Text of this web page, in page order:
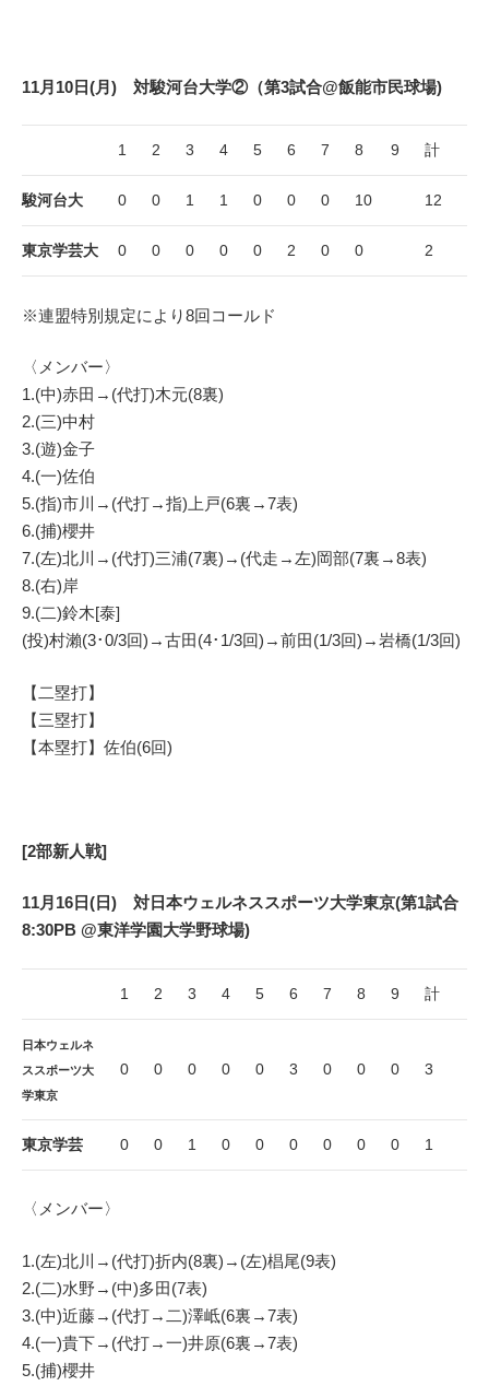
11月10日(月) 対駿河台大学②（第3試合@飯能市民球場)
1 2 3 4 5 6 7 8 9 計
駿河台大 0 0 1 1 0 0 0 10 12
東京学芸大 0 0 0 0 0 2 0 0 2
※連盟特別規定により8回コールド
〈メンバー〉
1.(中)赤田→(代打)木元(8裏)
2.(三)中村
3.(遊)金子
4.(一)佐伯
5.(指)市川→(代打→指)上戸(6裏→7表)
6.(捕)櫻井
7.(左)北川→(代打)三浦(7裏)→(代走→左)岡部(7裏→8表)
8.(右)岸
9.(二)鈴木[泰]
(投)村瀨(3･0/3回)→古田(4･1/3回)→前田(1/3回)→岩橋(1/3回)
【二塁打】
【三塁打】
【本塁打】佐伯(6回)
[2部新人戦]
11月16日(日) 対日本ウェルネススポーツ大学東京(第1試合
8:30PB @東洋学園大学野球場)
1 2 3 4 5 6 7 8 9 計
日本ウェルネ
ススポーツ大
学東京
0 0 0 0 0 3 0 0 0 3
東京学芸 0 0 1 0 0 0 0 0 0 1
〈メンバー〉
1.(左)北川→(代打)折内(8裏)→(左)椙尾(9表)
2.(二)水野→(中)多田(7表)
3.(中)近藤→(代打→二)澤岻(6裏→7表)
4.(一)貴下→(代打→一)井原(6裏→7表)
5.(捕)櫻井